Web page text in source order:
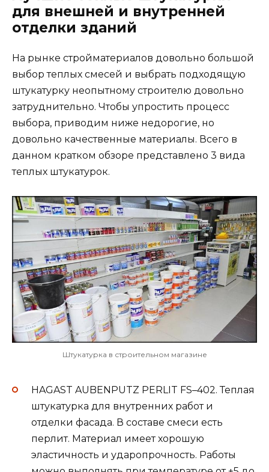
для внешней и внутренней
отделки зданий
На рынке стройматериалов довольно большой
выбор теплых смесей и выбрать подходящую
штукатурку неопытному строителю довольно
затруднительно. Чтобы упростить процесс
выбора, приводим ниже недорогие, но
довольно качественные материалы. Всего в
данном кратком обзоре представлено 3 вида
теплых штукатурок.
Штукатурка в строительном магазине
HAGAST AUBENPUTZ PERLIT FS–402. Теплая
штукатурка для внутренних работ и
отделки фасада. В составе смеси есть
перлит. Материал имеет хорошую
эластичность и ударопрочность. Работы